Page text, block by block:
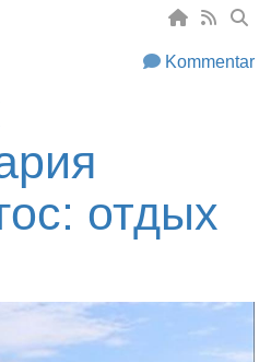
Kommentar
отдых